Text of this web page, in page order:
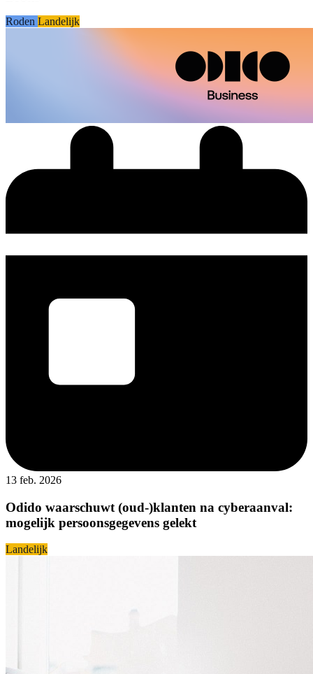
Roden Landelijk
13 feb. 2026
Odido waarschuwt (oud-)klanten na cyberaanval:
mogelijk persoonsgegevens gelekt
Landelijk